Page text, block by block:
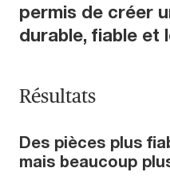
permis de créer
durable, fiable et
Résultats
Des pièces plus
mais beaucoup